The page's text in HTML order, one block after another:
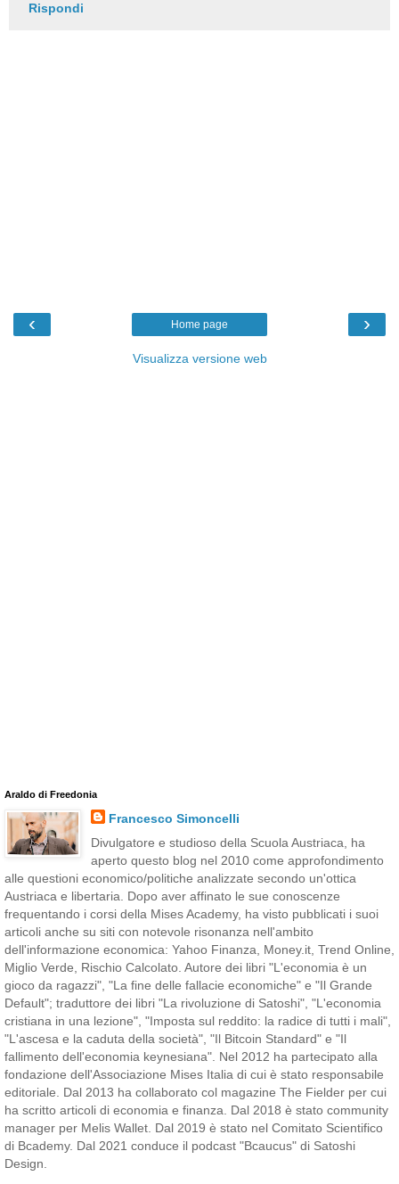
Rispondi
‹ ›
Home page
Visualizza versione web
Araldo di Freedonia
Francesco Simoncelli
Divulgatore e studioso della Scuola Austriaca, ha
aperto questo blog nel 2010 come approfondimento
alle questioni economico/politiche analizzate secondo un'ottica
Austriaca e libertaria. Dopo aver affinato le sue conoscenze
frequentando i corsi della Mises Academy, ha visto pubblicati i suoi
articoli anche su siti con notevole risonanza nell'ambito
dell'informazione economica: Yahoo Finanza, Money.it, Trend Online,
Miglio Verde, Rischio Calcolato. Autore dei libri "L'economia è un
gioco da ragazzi", "La fine delle fallacie economiche" e "Il Grande
Default"; traduttore dei libri "La rivoluzione di Satoshi", "L'economia
cristiana in una lezione", "Imposta sul reddito: la radice di tutti i mali",
"L'ascesa e la caduta della società", "Il Bitcoin Standard" e "Il
fallimento dell'economia keynesiana". Nel 2012 ha partecipato alla
fondazione dell'Associazione Mises Italia di cui è stato responsabile
editoriale. Dal 2013 ha collaborato col magazine The Fielder per cui
ha scritto articoli di economia e finanza. Dal 2018 è stato community
manager per Melis Wallet. Dal 2019 è stato nel Comitato Scientifico
di Bcademy. Dal 2021 conduce il podcast "Bcaucus" di Satoshi
Design.